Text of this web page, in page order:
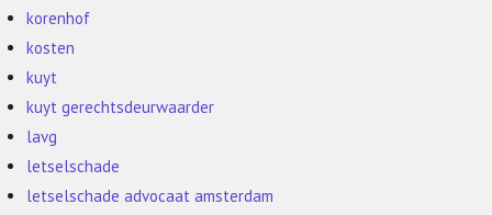
korenhof
kosten
kuyt
kuyt gerechtsdeurwaarder
lavg
letselschade
letselschade advocaat amsterdam